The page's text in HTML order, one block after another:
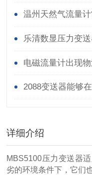
温州天然气流量
乐清数显压力变
电磁流量计出现
办呢2088变送器能够
详细介绍
MBS5100压力变送器
劣的环境条件下，它们